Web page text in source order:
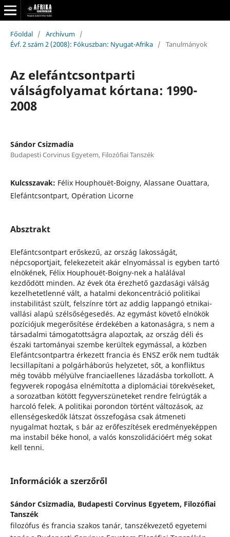
Főoldal / Archívum /
Évf. 2 szám 2 (2008): Fókuszban: Nyugat-Afrika / Tanulmányok
Az elefántcsontparti
válságfolyamat kórtana: 1990-
2008
Sándor Csizmadia
Budapesti Corvinus Egyetem, Filozófiai Tanszék
Kulcsszavak: Félix Houphouët-Boigny, Alassane Ouattara,
Elefántcsontpart, Opération Licorne
Absztrakt
Elefántcsontpart erőskezű, az ország lakosságát,
népcsoportjait, felekezeteit akár elnyomással is egyben tartó
elnökének, Félix Houphouët-Boigny-nek a halálával
kezdődött minden. Az évek óta érezhető gazdasági válság
kezelhetetlenné vált, a hatalmi dekoncentráció politikai
instabilitást szült, felszínre tört az addig lappangó etnikai-
vallási alapú szélsőségesedés. Az egymást követő elnökök
pozíciójuk megerősítése érdekében a katonaságra, s nem a
társadalmi támogatottságra alapoztak, az ország déli és
északi tartományai szembe kerültek egymással, a közben
Elefántcsontpartra érkezett francia és ENSZ erők nem tudták
lecsillapítani a polgárháborús helyzetet, sőt, a konfliktus
még tovább mélyülve franciaellenes lázadásba torkollott. A
fegyverek ropogása elnémította a diplomáciai törekvéseket,
a sorozatban kötött fegyverszüneteket rendre felrúgták a
harcoló felek. A politikai porondon történt változások, az
ellenségeskedők látszat összefogása csak átmeneti
nyugalmat hoztak, s bár az erőfeszítések eredményeképpen
ma instabil béke honol, a valós konszolidációért még sokat
kell tenni.
Információk a szerzőről
Sándor Csizmadia, Budapesti Corvinus Egyetem, Filozófiai
Tanszék
filozófus és francia szakos tanár, tanszékvezető egyetemi